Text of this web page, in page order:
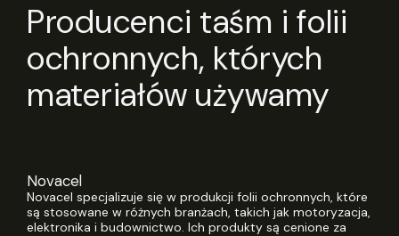
Producenci taśm i folii
ochronnych, których
materiałów używamy
Novacel
Novacel specjalizuje się w produkcji folii ochronnych, które
są stosowane w różnych branżach, takich jak motoryzacja,
elektronika i budownictwo. Ich produkty są cenione za